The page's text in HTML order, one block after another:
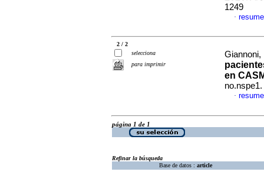
1249
·
2 / 2
selecciona
para imprimir
en
·
página 1 de 1
Refinar la búsqueda
Base de datos : article